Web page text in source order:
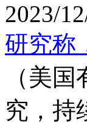
2023/
研究称
（美
究，持